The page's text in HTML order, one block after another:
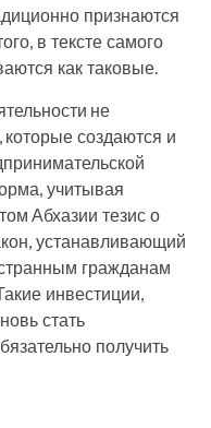
признаются
в тексте самого
как таковые.
не
создаются и
учитывая
Абхазии тезис о
устанавливающий
гражданам
инвестиции,
стать
получить